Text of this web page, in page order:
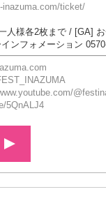
inazuma.com/ticket/
人様各2枚まで / [GA]
ンフォメーション
5QnALJ4